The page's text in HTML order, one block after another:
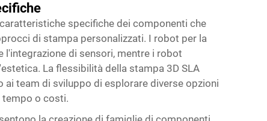
specifiche dei componenti che
di stampa personalizzati. I robot per la
di sensori, mentre i robot
La flessibilità della stampa 3D SLA
team di sviluppo di esplorare diverse opzioni
tempo o costi.